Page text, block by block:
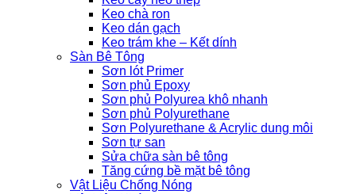
Keo chà ron
Keo dán gạch
Keo trám khe – Kết dính
Sàn Bê Tông
Sơn lót Primer
Sơn phủ Epoxy
Sơn phủ Polyurea khô nhanh
Sơn phủ Polyurethane
Sơn Polyurethane & Acrylic dung môi
Sơn tự san
Sửa chữa sàn bê tông
Tăng cứng bề mặt bê tông
Vật Liệu Chống Nóng